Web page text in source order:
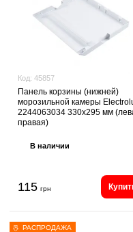
Код: 45857
Панель корзины (нижней)
морозильной камеры
2244063034 330х295 мм
правая)
В наличии
115 грн
РАСПРОДАЖА